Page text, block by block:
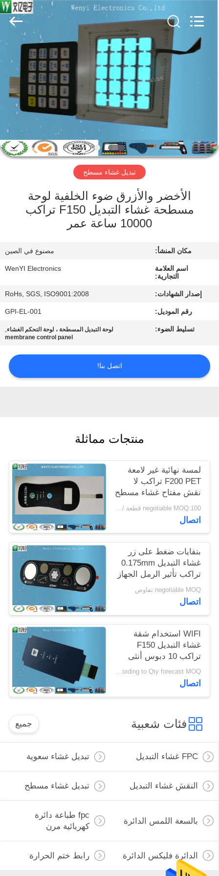
الصفحة
الرئيسية
معلومات
عنا
المعمل
مراقبة
اتصل
اقتباس
Technology
Reserved.
تبديل غشاء مسطح
الأخضر والأزرق ضوء الخلفية لوحة
مسطحة غشاء التبديل F150 تراكب
10000 ساعة عمر
مكان المنشأ: مصنوع في الصين
اسم العلامة
التجارية:
WenYI Electronics
إصدار الشهادات: RoHs, SGS, ISO9001:2008
رقم الموديل: GPI-EL-001
تسليط الضوء: لوحة التبديل المسطحة ، لوحة التحكم الغشاء,
membrane control panel
اتصل بنا!
منتجات مماثلة
لمسة نهائية غير لامعة
F200 PET تراكب لا
نقش مفتاح غشاء مسطح
negotiable MOQ:100 قطعة / الوحدة
اتصال
بنفايات ضغط على زر
غشاء التبديل 0.175mm
تراكب تأثير الرمل الجهاز
الطبي
negotiable MOQ:تفاوض
اتصال
WIFI استخدام شقة
غشاء التبديل F150
تراكب 10 دبوس أنثى
موصل 3M468MP
Negotiable according to Qty forecast MOQ:قابل للتفاوض
اتصال
فئات شعبية جميع
FPC غشاء التبديل تبديل غشاء سعوية
النقش غشاء التبديل تبديل غشاء مسطح
بالسعة اللمس الدائرة
fpc طباعة دائرة
كهربائية مرن
الدائرة فليكس الدائرة رابط ختم الحرارة